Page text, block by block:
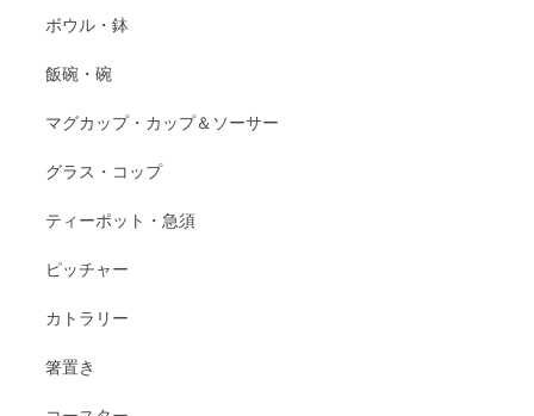
ボウル・鉢
飯碗・碗
マグカップ・カップ＆ソーサー
グラス・コップ
ティーポット・急須
ピッチャー
カトラリー
箸置き